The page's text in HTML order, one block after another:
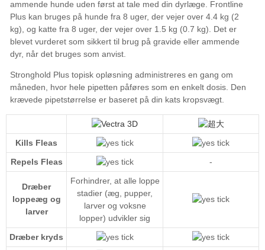
Kills Fleas
Repels Fleas
-
Dræber
loppeæg og
larver
Forhindrer, at alle loppe
stadier (æg, pupper,
larver og voksne
lopper) udvikler sig
Dræber kryds